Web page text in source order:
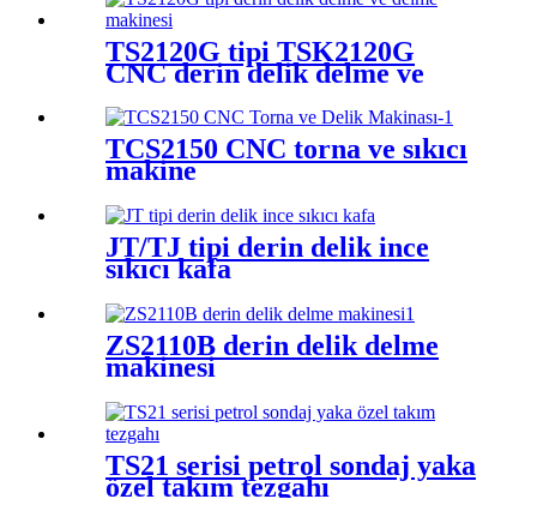
TS2120G tipi TSK2120G
CNC derin delik delme ve
TCS2150 CNC torna ve sıkıcı
makine
JT/TJ tipi derin delik ince
sıkıcı kafa
ZS2110B derin delik delme
makinesi
TS21 serisi petrol sondaj yaka
özel takım tezgahı